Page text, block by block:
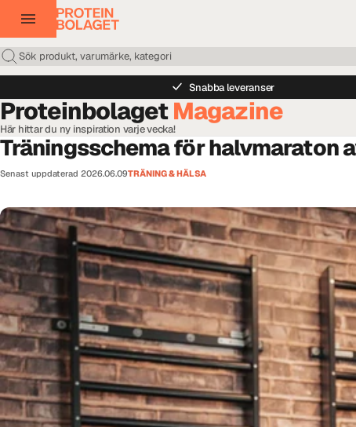
Snabba leveranser
ProteinbolagetMagazine
Här hittar du ny inspiration varje vecka!
Träningsschema för halvmaraton
Senast uppdaterad 2026.06.09TRÄNING & HÄLSA